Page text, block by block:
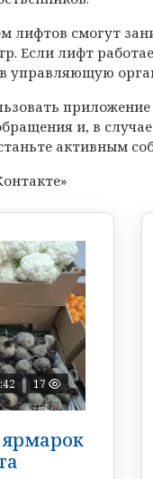
лифтов смогут
Если лифт
управляющую
и, в
активным
17
ярмарок